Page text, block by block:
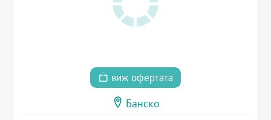
виж офертата
Банско